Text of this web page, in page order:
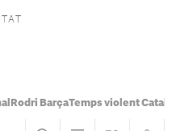
Rodri BarçaTemps violent